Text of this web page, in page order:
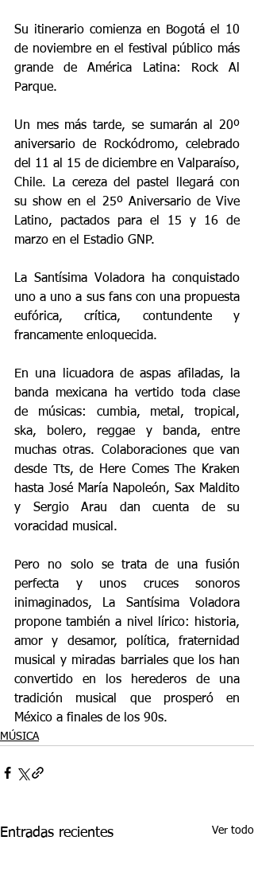
Su itinerario comienza en Bogotá el 10
de noviembre en el festival público más
grande de América Latina: Rock Al
Parque.
Un mes más tarde, se sumarán al 20º
aniversario de Rockódromo, celebrado
del 11 al 15 de diciembre en Valparaíso,
Chile. La cereza del pastel llegará con
su show en el 25º Aniversario de Vive
Latino, pactados para el 15 y 16 de
marzo en el Estadio GNP.
La Santísima Voladora ha conquistado
uno a uno a sus fans con una propuesta
eufórica, crítica, contundente y
francamente enloquecida.
En una licuadora de aspas afiladas, la
banda mexicana ha vertido toda clase
de músicas: cumbia, metal, tropical,
ska, bolero, reggae y banda, entre
muchas otras. Colaboraciones que van
desde Tts, de Here Comes The Kraken
hasta José María Napoleón, Sax Maldito
y Sergio Arau dan cuenta de su
voracidad musical.
Pero no solo se trata de una fusión
perfecta y unos cruces sonoros
inimaginados, La Santísima Voladora
propone también a nivel lírico: historia,
amor y desamor, política, fraternidad
musical y miradas barriales que los han
convertido en los herederos de una
tradición musical que prosperó en
México a finales de los 90s.
MÚSICA
Entradas recientes Ver todo